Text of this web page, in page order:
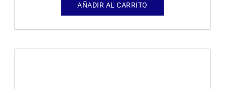
AÑADIR AL CARRITO